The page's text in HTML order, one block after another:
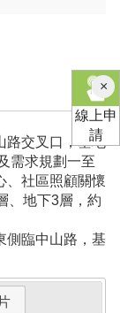
路交叉口，基地
需求規劃一至
、社區照顧關懷
、地下3層，約
側臨中山路，基
×關
閉
線上申
請